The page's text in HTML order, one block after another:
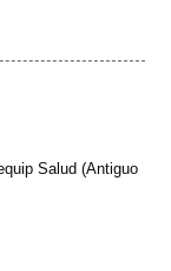
Salud (Antiguo